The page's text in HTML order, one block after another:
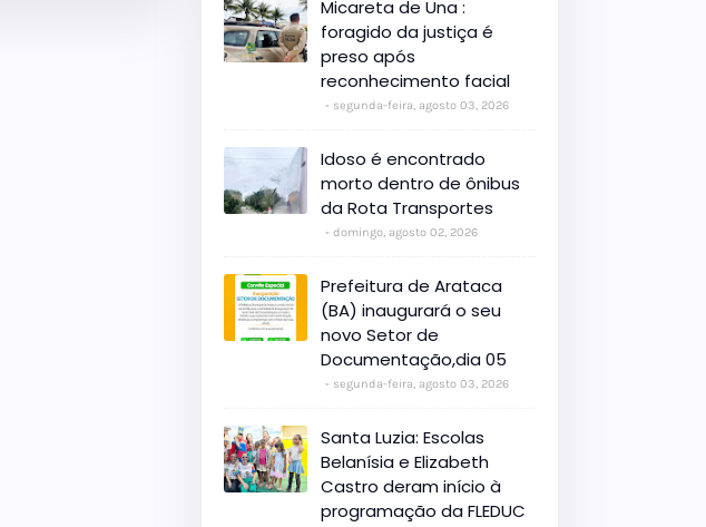
Micareta de Una :
foragido da justiça é
preso após
reconhecimento facial
segunda-feira, agosto 03, 2026
Idoso é encontrado
morto dentro de ônibus
da Rota Transportes
domingo, agosto 02, 2026
Prefeitura de Arataca
(BA) inaugurará o seu
novo Setor de
Documentação,dia 05
segunda-feira, agosto 03, 2026
Santa Luzia: Escolas
Belanísia e Elizabeth
Castro deram início à
programação da FLEDUC